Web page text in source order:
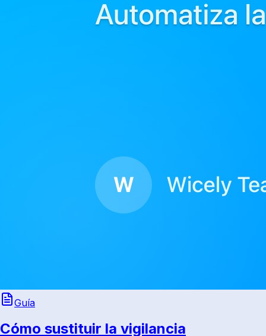
Guía
Cómo sustituir la vigilancia